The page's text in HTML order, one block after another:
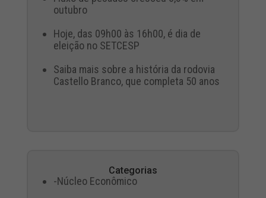
outubro
Hoje, das 09h00 às 16h00, é dia de
eleição no SETCESP
Saiba mais sobre a história da rodovia
Castello Branco, que completa 50 anos
Categorias
-Núcleo Econômico